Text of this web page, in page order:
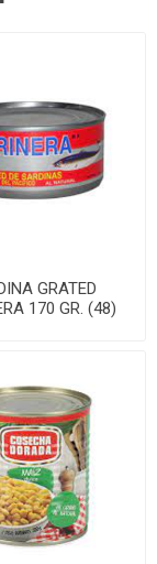
GRATED
170 GR. (48)